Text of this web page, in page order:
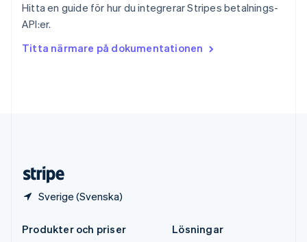
Hitta en guide för hur du integrerar Stripes betalnings-
API:er.
Titta närmare på dokumentationen
Sverige (Svenska)
Thailand
ไทย
English
Produkter och priser
Lösningar